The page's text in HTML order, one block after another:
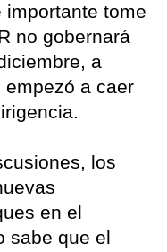
importante tome
no gobernará
a
a caer
los
en el
sabe que el